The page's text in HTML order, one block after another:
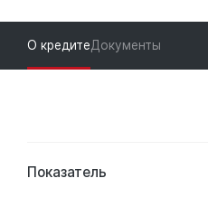
О кредитеДокументы
Показатель